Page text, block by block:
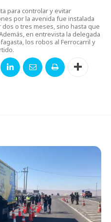
para controlar y evitar
por la avenida fue instalada
o tres meses, sino hasta que
en entrevista la delegada
los robos al Ferrocarril y